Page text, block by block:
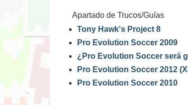
Apartado de Trucos/Guías
Tony Hawk's Project 8
Pro Evolution Soccer 2009
¿Pro Evolution Soccer será
Pro Evolution Soccer 2012
Pro Evolution Soccer 2010